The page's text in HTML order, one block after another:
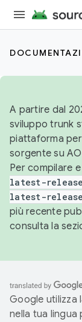
A partire dal
sviluppo trunk
piattaforma
sorgente su
Per compilare
latest-release
latest-release
più recente
consulta la
Google utilizza
nella tua lingua